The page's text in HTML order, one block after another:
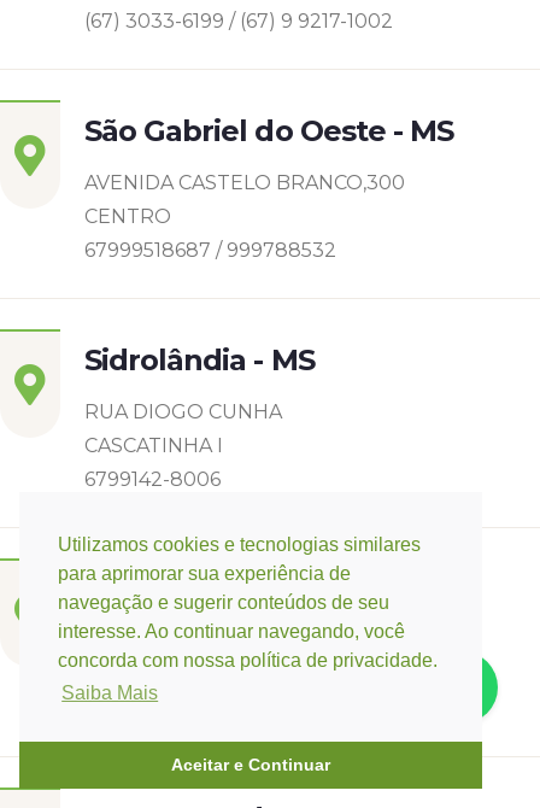
Utilizamos cookies e tecnologias similares
para aprimorar sua experiência de
navegação e sugerir conteúdos de seu
interesse. Ao continuar navegando, você
concorda com nossa política de privacidade.
Saiba Mais
Aceitar e Continuar
(67) 3033-6199 / (67) 9 9217-1002
São Gabriel do Oeste - MS
AVENIDA CASTELO BRANCO,300
CENTRO
67999518687 / 999788532
Sidrolândia - MS
RUA DIOGO CUNHA
CASCATINHA I
6799142-8006
Três Lagoas - MS
Rua Eurídice Chagas Cruz, 2675
Centro
(67) 9 9249-5406